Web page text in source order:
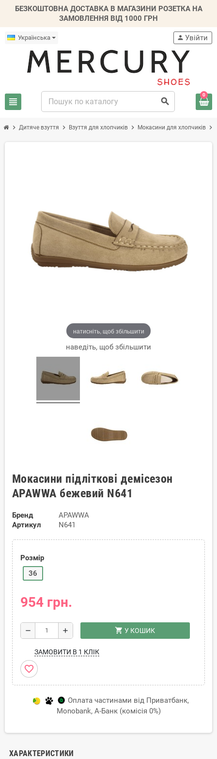
БЕЗКОШТОВНА ДОСТАВКА В МАГАЗИНИ РОЗЕТКА НА
ЗАМОВЛЕННЯ ВІД 1000 ГРН
Українська
view_headline search
person Увійти
0
chevron_right Дитяче взуття chevron_right Взуття для хлопчиків chevron_right Мокасини для хлопчиків chevron_right
натисніть, щоб збільшити
наведіть, щоб збільшити
Мокасини підліткові демісезон
APAWWA бежевий N641
Бренд
APAWWA
Артикул
N641
Розмір
36
954 грн.
remove add shopping_cart У КОШИК
ЗАМОВИТИ В 1 КЛІК
favorite_border
Оплата частинами від Приватбанк,
Monobank, А-Банк (комісія 0%)
ХАРАКТЕРИСТИКИ